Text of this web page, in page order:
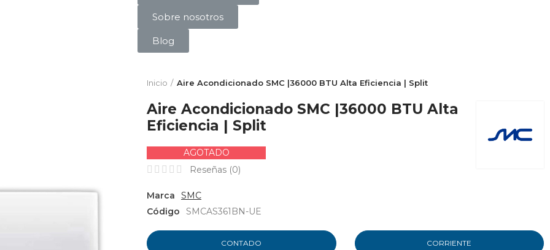
Sobre nosotros
Blog
Inicio Aire Acondicionado SMC |36000 BTU Alta Eficiencia | Split
Aire Acondicionado SMC |36000 BTU Alta
Eficiencia | Split
AGOTADO
Reseñas (0)
Marca
SMC
Código
SMCAS361BN-UE
CONTADO CORRIENTE